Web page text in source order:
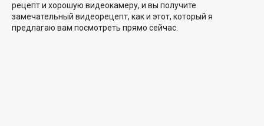
рецепт и хорошую видеокамеру, и вы получите
замечательный видеорецепт, как и этот, который я
предлагаю вам посмотреть прямо сейчас.